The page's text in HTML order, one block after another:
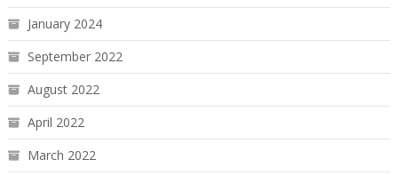
January 2024
September 2022
August 2022
April 2022
March 2022